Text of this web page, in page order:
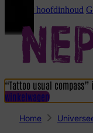
Ga naar hoofdinhoud
“Tattoo usual compass”
winkelwagen
Home